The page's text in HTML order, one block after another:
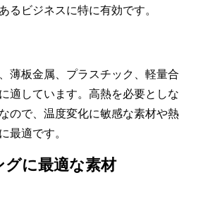
るビジネスに特に有効です。
薄板金属、プラスチック、軽量合
適しています。高熱を必要としな
ので、温度変化に敏感な素材や熱
最適です。
グに最適な素材